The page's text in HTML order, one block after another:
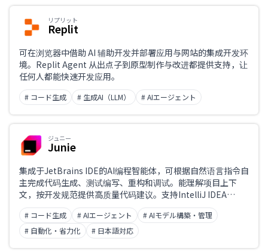
リプリット
Replit
可在浏览器中借助 AI 辅助开发并部署应用与网站的集成开发环
境。Replit Agent 从出点子到原型制作与改进都提供支持，让
任何人都能快速开发应用。
# コード生成 # 生成AI（LLM） # AIエージェント
ジュニー
Junie
集成于JetBrains IDE的AI编程智能体，可根据自然语言指令自
主完成代码生成、测试编写、重构和调试。能理解项目上下
文，按开发规范提供高质量代码建议。支持IntelliJ IDEA
Ultimate、PyCharm Pro、WebStorm和GoLand，提升开
发者生产力和代码质量。
# コード生成 # AIエージェント
# AIモデル構築・管理
# 自動化・省力化
# 日本語対応